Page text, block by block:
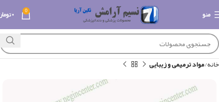
منو 0 ۰
خانه مواد ترمیمی و زیبایی